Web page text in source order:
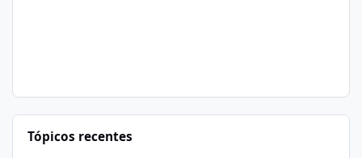
Tópicos recentes